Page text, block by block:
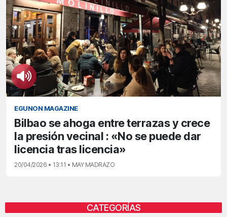
EGUNON MAGAZINE
Bilbao se ahoga entre terrazas y crece
la presión vecinal : «No se puede dar
licencia tras licencia»
20/04/2026 • 13:11 • MAY MADRAZO
CATEGORÍAS